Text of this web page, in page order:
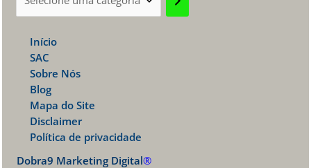
uma
categoria
Início
SAC
Sobre Nós
Blog
Mapa do Site
Disclaimer
Política de privacidade
Dobra9 Marketing Digital®